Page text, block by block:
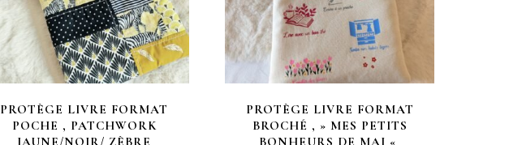
PROTÈGE LIVRE FORMAT
POCHE , PATCHWORK
JAUNE/NOIR/ ZÈBRE
PROTÈGE LIVRE FORMAT
BROCHÉ , » MES PETITS
BONHEURS DE MAI «